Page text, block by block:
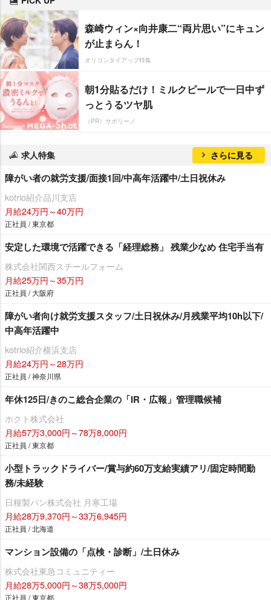
森崎ウィン×向井康二“両片思い”にキュン
が止まらん！
オリコンタイアップ特集
朝1分貼るだけ！ミルクピールで一日中ず
っとうるツヤ肌
（PR）サボリーノ
求人特集 さらに見る
障がい者の就労支援/面接1回/中高年活躍中/土日祝休み
kotrio紹介品川支店
月給24万円～40万円
正社員 / 東京都
安定した環境で活躍できる「経理総務」 残業少なめ 住宅手当有
株式会社関西スチールフォーム
月給25万円～35万円
正社員 / 大阪府
障がい者向け就労支援スタッフ/土日祝休み/月残業平均10h以下/
中高年活躍中
kotrio紹介横浜支店
月給24万円～28万円
正社員 / 神奈川県
年休125日/きのこ総合企業の「IR・広報」管理職候補
ホクト株式会社
月給57万3,000円～78万8,000円
正社員 / 東京都
小型トラックドライバー/賞与約60万支給実績アリ/固定時間勤
務/未経験
日糧製パン株式会社 月寒工場
月給28万9,370円～33万6,945円
正社員 / 北海道
マンション設備の「点検・診断」/土日休み
株式会社東急コミュニティー
月給28万5,000円～38万5,000円
正社員 / 東京都